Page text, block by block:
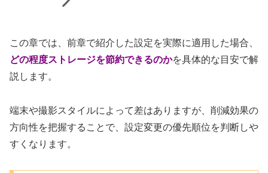
この章では、前章で紹介した設定を実際に適用した場合、
どの程度ストレージを節約できるのかを具体的な目安で解
説します。
端末や撮影スタイルによって差はありますが、削減効果の
方向性を把握することで、設定変更の優先順位を判断しや
すくなります。